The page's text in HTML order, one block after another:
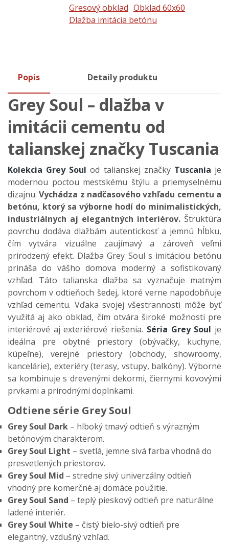
Gresový obklad Obklad 60x60
Dlažba imitácia betónu
Popis Detaily produktu
Grey Soul – dlažba v
imitácii cementu od
talianskej značky Tuscania
Kolekcia Grey Soul od talianskej značky Tuscania je
modernou poctou mestskému štýlu a priemyselnému
dizajnu.Vychádza z nadčasového vzhľadu cementu a
betónu, ktorý sa výborne hodí do minimalistických,
industriálnych aj elegantných interiérov. Štruktúra
povrchu dodáva dlažbám autentickosť a jemnú hĺbku,
čím vytvára vizuálne zaujímavý a zároveň veľmi
prirodzený efekt. Dlažba Grey Soul s imitáciou betónu
prináša do vášho domova moderný a sofistikovaný
vzhľad. Táto talianska dlažba sa vyznačuje matným
povrchom v odtieňoch šedej, ktoré verne napodobňuje
vzhľad cementu. Vďaka svojej všestrannosti môže byť
využitá aj ako obklad, čím otvára široké možnosti pre
interiérové aj exteriérové riešenia. Séria Grey Soul je
ideálna pre obytné priestory (obývačky, kuchyne,
kúpeľne),verejné priestory (obchody, showroomy,
kancelárie), exteriéry (terasy, vstupy, balkóny).Výborne
sa kombinuje s drevenými dekormi, čiernymi kovovými
prvkami a prírodnými doplnkami.
Odtiene série Grey Soul
Grey Soul Dark – hlboký tmavý odtieň s výrazným
betónovým charakterom.
Grey Soul Light – svetlá, jemne sivá farba vhodná do
presvetlených priestorov.
Grey Soul Mid – stredne sivý univerzálny odtieň
vhodný pre komerčné aj domáce použitie.
Grey Soul Sand – teplý pieskový odtieň pre naturálne
ladené interiér.
Grey Soul White – čistý bielo-sivý odtieň pre
elegantný, vzdušný vzhľad.